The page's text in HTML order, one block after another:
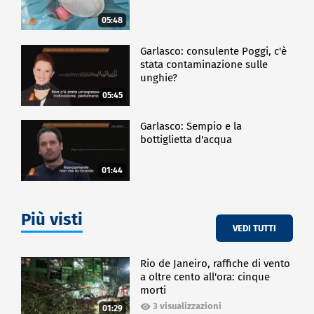
05:48
05:45
Garlasco: consulente Poggi, c'è
stata contaminazione sulle
unghie?
01:44
Garlasco: Sempio e la
bottiglietta d'acqua
Più visti VEDI TUTTI
01:29
Rio de Janeiro, raffiche di vento
a oltre cento all'ora: cinque
morti
3 visualizzazioni